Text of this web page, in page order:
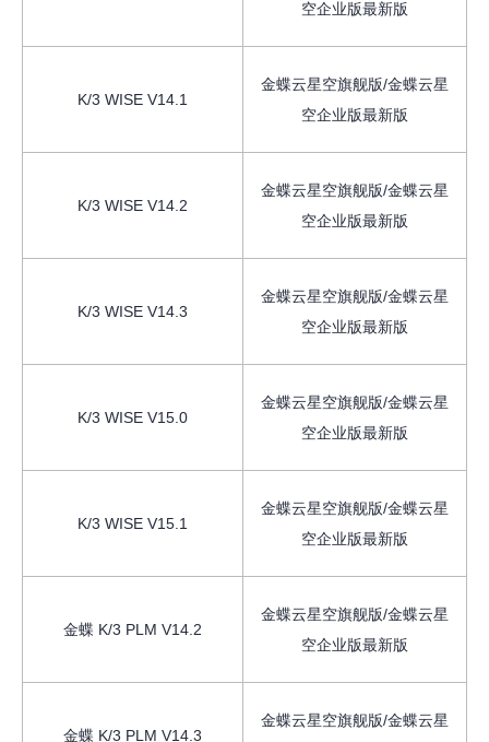
空企业版最新版
K/3 WISE V14.1
金蝶云星空旗舰版/金蝶云星
空企业版最新版
K/3 WISE V14.2
金蝶云星空旗舰版/金蝶云星
空企业版最新版
K/3 WISE V14.3
金蝶云星空旗舰版/金蝶云星
空企业版最新版
K/3 WISE V15.0
金蝶云星空旗舰版/金蝶云星
空企业版最新版
K/3 WISE V15.1
金蝶云星空旗舰版/金蝶云星
空企业版最新版
金蝶 K/3 PLM V14.2
金蝶云星空旗舰版/金蝶云星
空企业版最新版
金蝶 K/3 PLM V14.3
金蝶云星空旗舰版/金蝶云星